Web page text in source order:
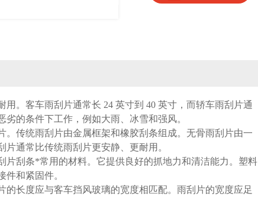
。客车雨刮片通常长 24 英寸到 40 英寸，而轿车雨刮片通
的条件下工作，例如大雨、冰雪和强风。
传统雨刮片由金属框架和橡胶刮条组成。无骨雨刮片由一
通常比传统雨刮片更安静、更耐用。
刮条*常用的材料。它提供良好的抓地力和清洁能力。塑料
和紧固件。
长度应与客车挡风玻璃的宽度相匹配。雨刮片的宽度应足